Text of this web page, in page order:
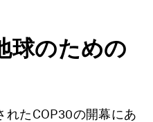
球のための
れたCOP30の開幕にあ